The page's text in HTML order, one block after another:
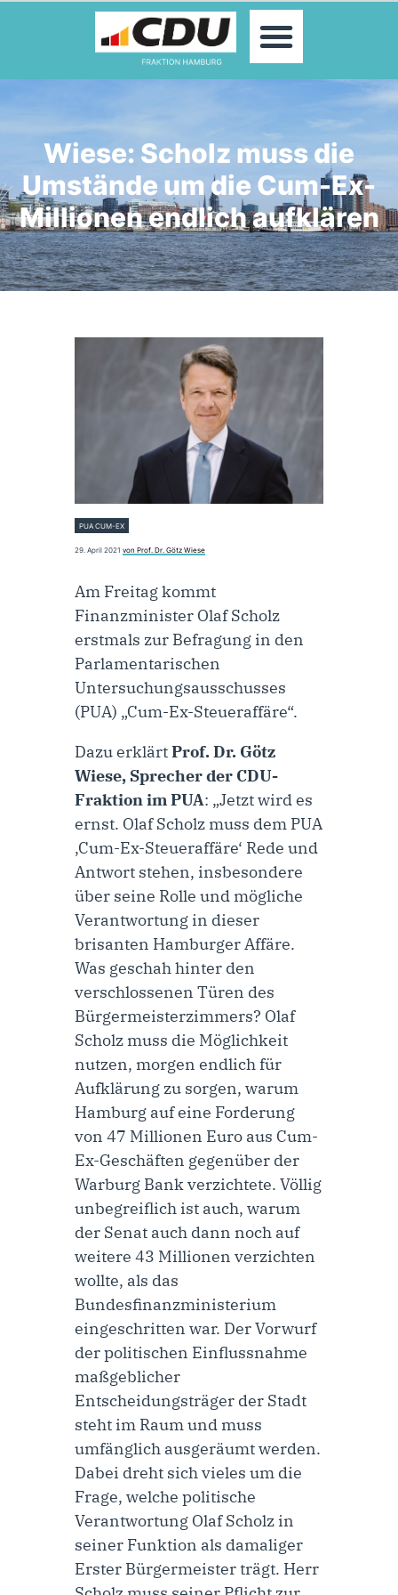
Wiese: Scholz muss die
Umstände um die Cum-Ex-
Millionen endlich aufklären
MOIN!
ABGEORDNETE
KONTAKT
PRESSE
PUA CUM-EX
29. April 2021 von Prof. Dr. Götz Wiese
Am Freitag kommt
Finanzminister Olaf Scholz
erstmals zur Befragung in den
Parlamentarischen
Untersuchungsausschusses
(PUA) „Cum-Ex-Steueraffäre“.
Dazu erklärtProf. Dr. Götz
Wiese, Sprecher der CDU-
Fraktion im PUA: „Jetzt wird es
ernst. Olaf Scholz muss dem PUA
‚Cum-Ex-Steueraffäre‘ Rede und
Antwort stehen, insbesondere
über seine Rolle und mögliche
Verantwortung in dieser
brisanten Hamburger Affäre.
Was geschah hinter den
verschlossenen Türen des
Bürgermeisterzimmers? Olaf
Scholz muss die Möglichkeit
nutzen, morgen endlich für
Aufklärung zu sorgen, warum
Hamburg auf eine Forderung
von 47 Millionen Euro aus Cum-
Ex-Geschäften gegenüber der
Warburg Bank verzichtete. Völlig
unbegreiflich ist auch, warum
der Senat auch dann noch auf
weitere 43 Millionen verzichten
wollte, als das
Bundesfinanzministerium
eingeschritten war. Der Vorwurf
der politischen Einflussnahme
maßgeblicher
Entscheidungsträger der Stadt
steht im Raum und muss
umfänglich ausgeräumt werden.
Dabei dreht sich vieles um die
Frage, welche politische
Verantwortung Olaf Scholz in
seiner Funktion als damaliger
Erster Bürgermeister trägt. Herr